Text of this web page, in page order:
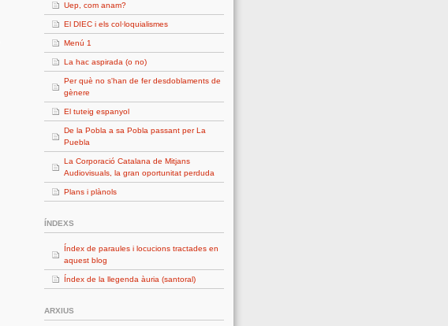
Uep, com anam?
El DIEC i els col·loquialismes
Menú 1
La hac aspirada (o no)
Per què no s'han de fer desdoblaments de
gènere
El tuteig espanyol
De la Pobla a sa Pobla passant per La
Puebla
La Corporació Catalana de Mitjans
Audiovisuals, la gran oportunitat perduda
Plans i plànols
ÍNDEXS
Índex de paraules i locucions tractades en
aquest blog
Índex de la llegenda àuria (santoral)
ARXIUS